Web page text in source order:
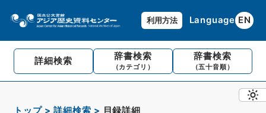
利用方法 Language EN
詳細検索 辞書検索
（カテゴリ）
辞書検索
（五十音順）